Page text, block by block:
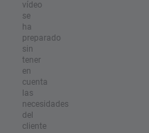
vídeo
se
ha
preparado
sin
tener
en
cuenta
las
necesidades
del
cliente